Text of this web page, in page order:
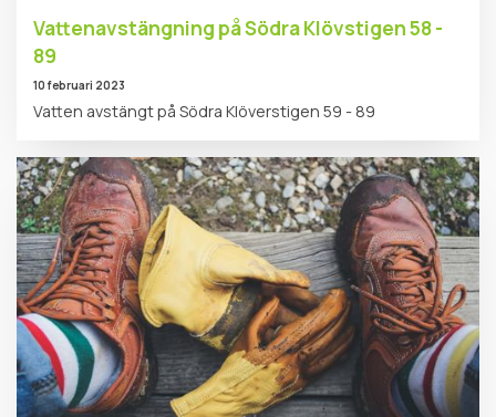
Vattenavstängning på Södra Klövstigen 58 -
89
10 februari 2023
Vatten avstängt på Södra Klöverstigen 59 - 89